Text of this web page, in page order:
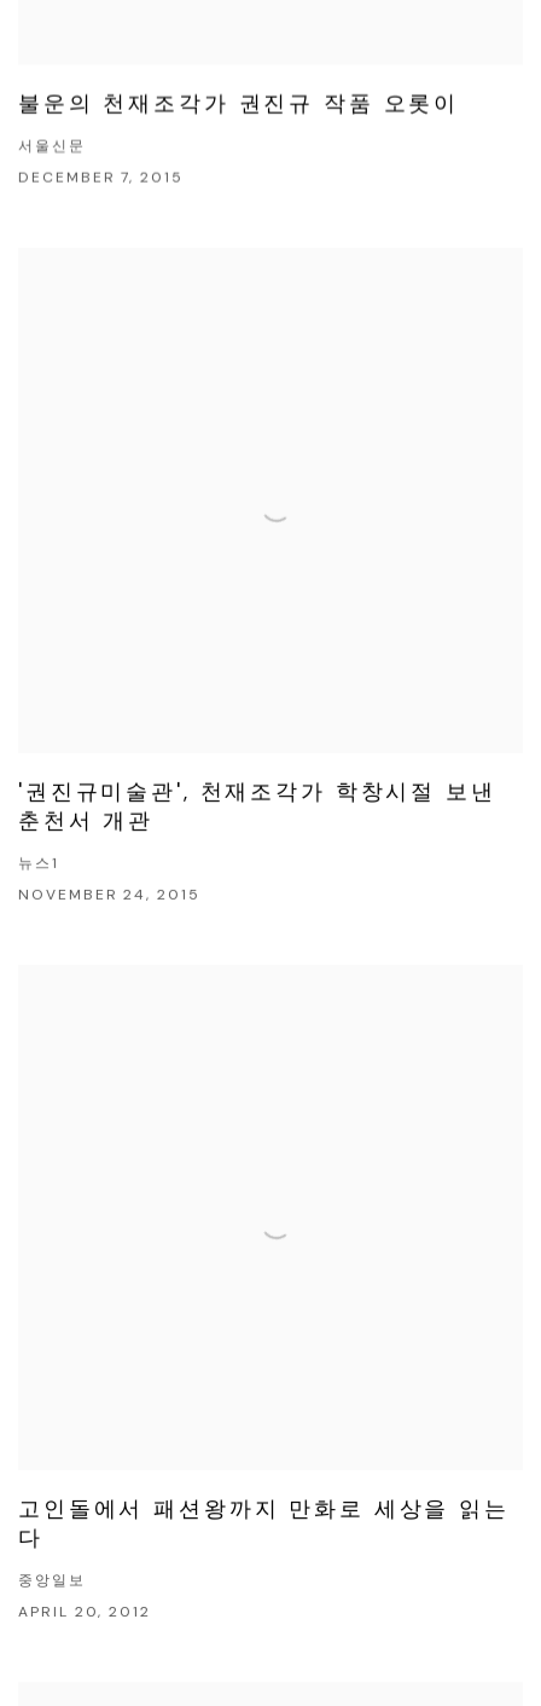
불운의 천재조각가 권진규 작품 오롯이
서울신문
DECEMBER 7, 2015
'권진규미술관', 천재조각가 학창시절 보낸
춘천서 개관
뉴스1
NOVEMBER 24, 2015
고인돌에서 패션왕까지 만화로 세상을 읽는
다
중앙일보
APRIL 20, 2012